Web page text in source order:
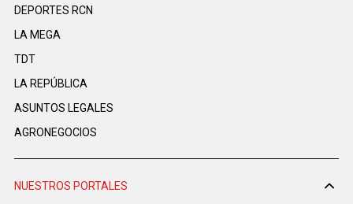
DEPORTES RCN
LA MEGA
TDT
LA REPÚBLICA
ASUNTOS LEGALES
AGRONEGOCIOS
NUESTROS PORTALES